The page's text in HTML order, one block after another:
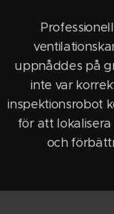
uppnåddes på
inte var
inspektionsrobot
för att
och